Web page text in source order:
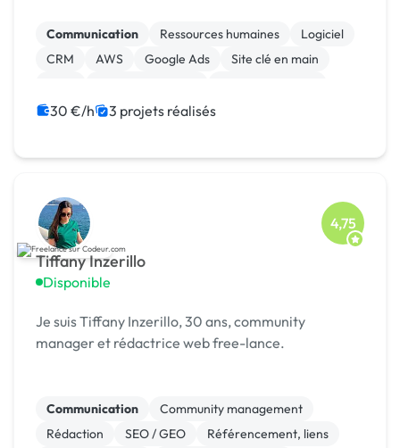
Communication Ressources humaines
Logiciel
CRM
AWS Google Ads
Site clé en main
30 €/h 3 projets réalisés
Tiffany Inzerillo
Disponible
4,75
Je suis Tiffany Inzerillo, 30 ans, community
manager et rédactrice web free-lance.
Communication
Community management
Rédaction
SEO / GEO
Référencement, liens